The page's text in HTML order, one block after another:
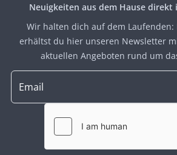
Neuigkeiten aus dem Hause direkt
Wir halten dich auf dem Laufenden:
erhältst du hier unseren Newsletter
aktuellen Angeboten rund um